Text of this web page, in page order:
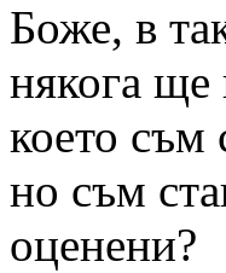
Боже, в
някога ще
което съм
но съм
оценени?